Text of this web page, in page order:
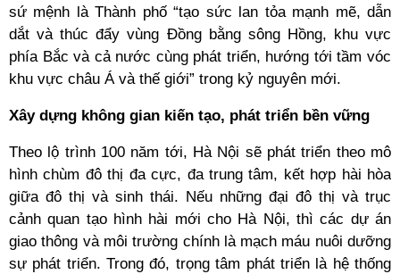
sứ mệnh là Thành phố “tạo sức lan tỏa mạnh mẽ, dẫn
dắt và thúc đẩy vùng Đồng bằng sông Hồng, khu vực
phía Bắc và cả nước cùng phát triển, hướng tới tầm vóc
khu vực châu Á và thế giới” trong kỷ nguyên mới.
Xây dựng không gian kiến tạo, phát triển bền vững
Theo lộ trình 100 năm tới, Hà Nội sẽ phát triển theo mô
hình chùm đô thị đa cực, đa trung tâm, kết hợp hài hòa
giữa đô thị và sinh thái. Nếu những đại đô thị và trục
cảnh quan tạo hình hài mới cho Hà Nội, thì các dự án
giao thông và môi trường chính là mạch máu nuôi dưỡng
sự phát triển. Trong đó, trọng tâm phát triển là hệ thống